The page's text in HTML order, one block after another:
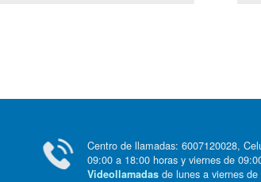
Centro de llamadas: 6007120028,
09:00 a 18:00 horas y viernes de
Videollamadas de lunes a viernes